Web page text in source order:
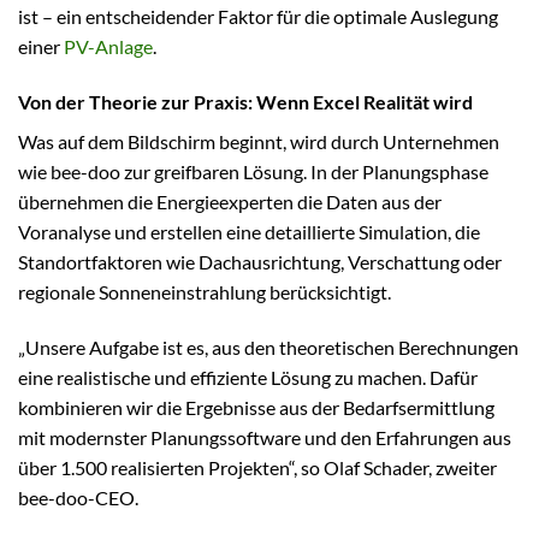
ist – ein entscheidender Faktor für die optimale Auslegung
einer PV-Anlage.
Von der Theorie zur Praxis: Wenn Excel Realität wird
Was auf dem Bildschirm beginnt, wird durch Unternehmen
wie bee-doo zur greifbaren Lösung. In der Planungsphase
übernehmen die Energieexperten die Daten aus der
Voranalyse und erstellen eine detaillierte Simulation, die
Standortfaktoren wie Dachausrichtung, Verschattung oder
regionale Sonneneinstrahlung berücksichtigt.
„Unsere Aufgabe ist es, aus den theoretischen Berechnungen
eine realistische und effiziente Lösung zu machen. Dafür
kombinieren wir die Ergebnisse aus der Bedarfsermittlung
mit modernster Planungssoftware und den Erfahrungen aus
über 1.500 realisierten Projekten“, so Olaf Schader, zweiter
bee-doo-CEO.